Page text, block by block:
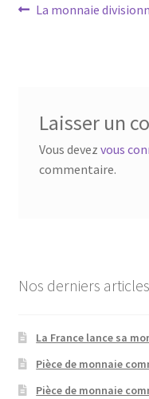
La monnaie
Laisser un
Vous devez vous
commentaire.
Nos derniers articles
La France lance sa
Pièce de monnaie
Pièce de monnaie